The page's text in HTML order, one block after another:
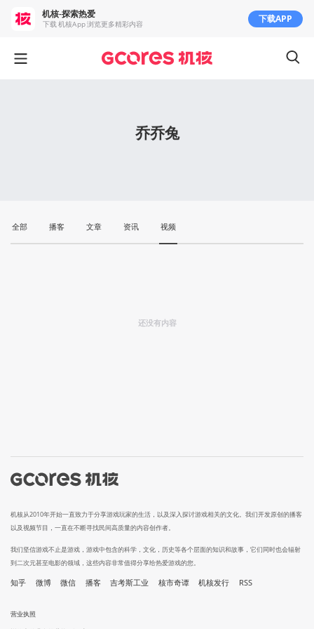
乔乔兔
全部 播客 文章 资讯 视频
还没有内容
机核从2010年开始一直致力于分享游戏玩家的生活，以及深入探讨游戏相关的文化。我们开发原创的播客
以及视频节目，一直在不断寻找民间高质量的内容创作者。
我们坚信游戏不止是游戏，游戏中包含的科学，文化，历史等各个层面的知识和故事，它们同时也会辐射
到二次元甚至电影的领域，这些内容非常值得分享给热爱游戏的您。
知乎 微博 微信 播客 吉考斯工业 核市奇谭 机核发行 RSS
营业执照
机核-探索热爱
下载 机核App 浏览更多精彩内容 下载APP